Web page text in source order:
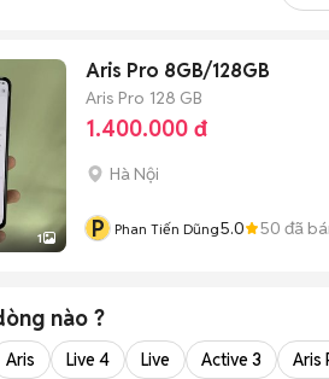
1
Aris Pro 8GB/128GB
Aris Pro 128 GB
1.400.000 đ
Hà Nội
P Phan Tiến Dũng5.0 50 đã
nào ?
Aris Live 4 Live Active 3 Aris